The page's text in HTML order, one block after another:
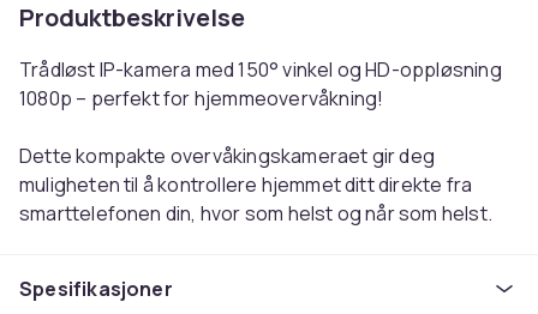
Produktbeskrivelse
Trådløst IP-kamera med 150° vinkel og HD-oppløsning
1080p – perfekt for hjemmeovervåkning!
Dette kompakte overvåkingskameraet gir deg
muligheten til å kontrollere hjemmet ditt direkte fra
smarttelefonen din, hvor som helst og når som helst.
går din oppmerksomhet forbi. Kameraet tilbyr
Spesifikasjoner